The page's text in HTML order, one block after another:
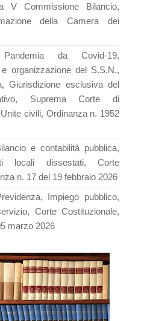
V Commissione Bilancio,
della Camera dei
Pandemia da Covid-19,
organizzazione del S.S.N.,
Giurisdizione esclusiva del
Suprema Corte di
civili, Ordinanza n. 1952
e contabilità pubblica,
locali dissestati, Corte
n. 17 del 19 febbraio 2026
Impiego pubblico,
Corte Costituzionale,
marzo 2026